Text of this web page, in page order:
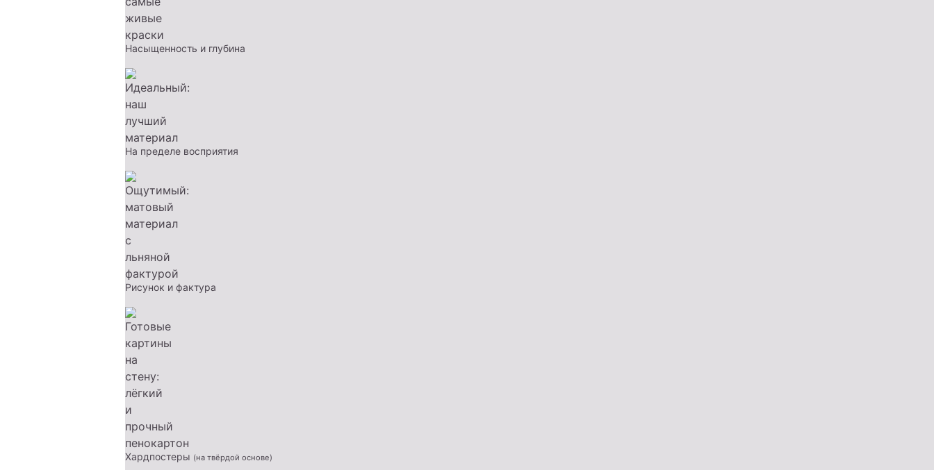
Насыщенность и глубина
На пределе восприятия
Рисунок и фактура
Хардпостеры (на твёрдой основе)